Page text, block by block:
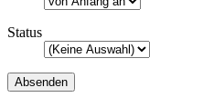
Status